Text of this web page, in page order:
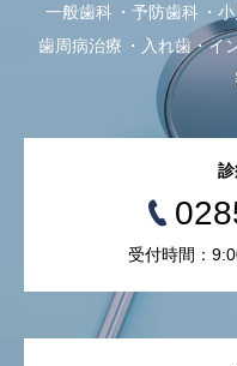
一般歯科 予防歯科
歯周病治療
入れ歯・イ
受付時間：